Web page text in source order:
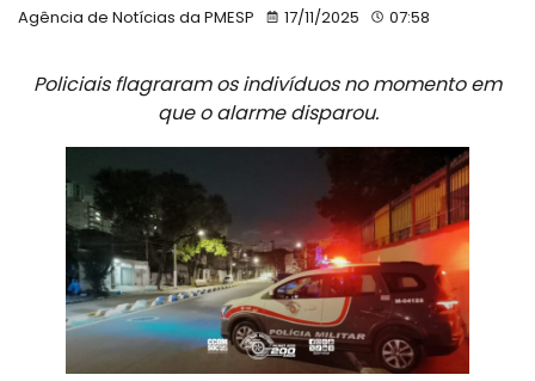
Agência de Notícias da PMESP 17/11/2025 07:58
Policiais flagraram os indivíduos no momento em
que o alarme disparou.